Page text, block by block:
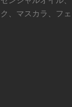
、マスカラ、フ